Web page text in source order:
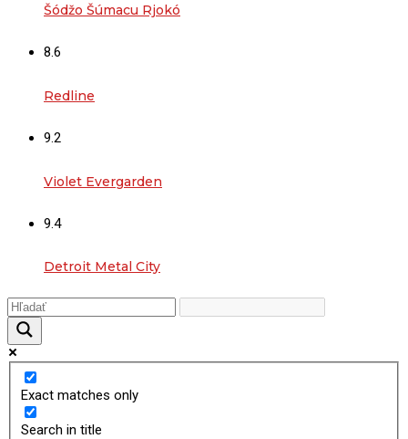
Šódžo Šúmacu Rjokó
8.6
Redline
9.2
Violet Evergarden
9.4
Detroit Metal City
Exact matches only
Search in title